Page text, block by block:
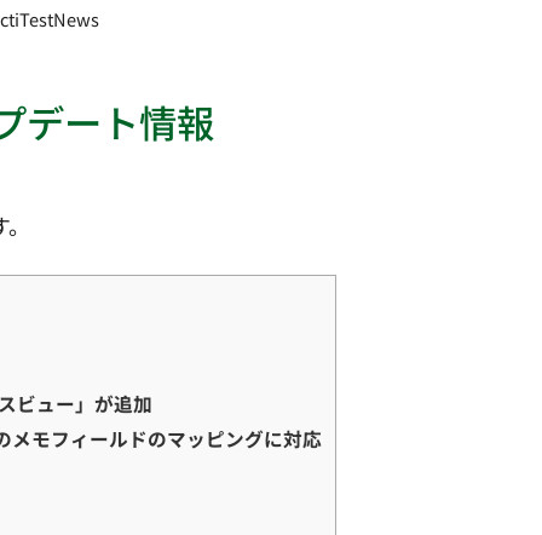
デート情報
ビュー」が追加
モフィールドのマッピングに対応